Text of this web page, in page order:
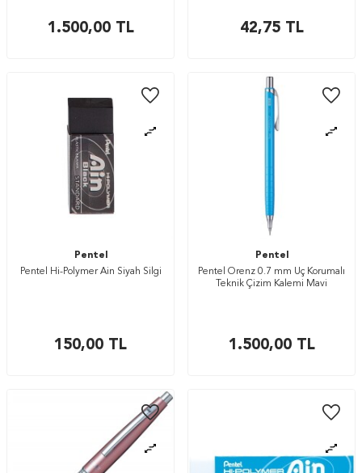
1.500,00TL 42,75TL
Pentel
Pentel Hi-Polymer Ain Siyah Silgi
150,00 TL
Pentel
Pentel Orenz 0.7 mm Uç Korumalı
Teknik Çizim Kalemi Mavi
1.500,00TL